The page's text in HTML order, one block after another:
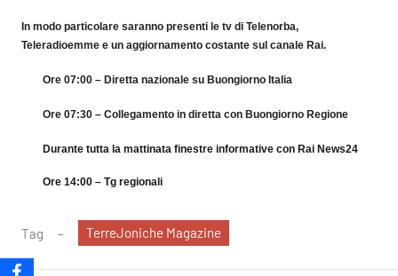
In modo particolare saranno presenti le tv di Telenorba,
Teleradioemme e un aggiornamento costante sul canale Rai.
Ore 07:00 – Diretta nazionale su Buongiorno Italia
Ore 07:30 – Collegamento in diretta con Buongiorno Regione
Durante tutta la mattinata finestre informative con Rai News24
Ore 14:00 – Tg regionali
Tag TerreJoniche Magazine